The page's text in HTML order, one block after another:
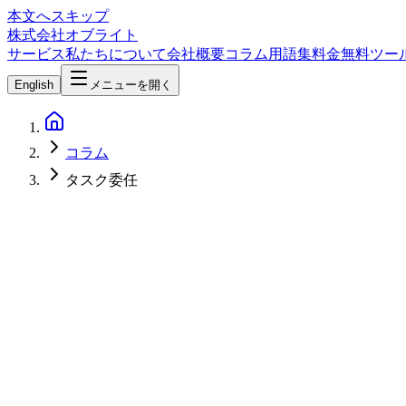
本文へスキップ
株式会社オブライト
サービス私たちについて会社概要コラム 用語集料金無料ツー
English メニューを開く
コラム
タスク委任